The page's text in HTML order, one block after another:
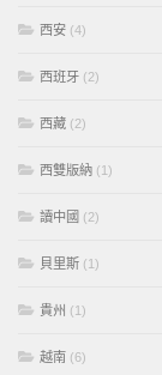
西安 (4)
西班牙 (2)
西藏 (2)
西雙版納 (1)
讀中國 (2)
貝里斯 (1)
貴州 (1)
越南 (6)